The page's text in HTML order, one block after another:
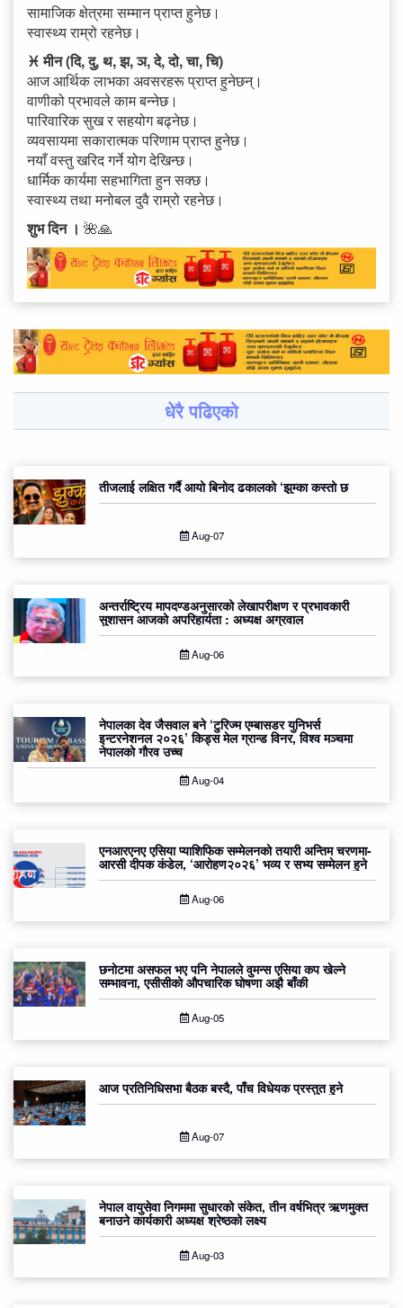
सामाजिक क्षेत्रमा सम्मान प्राप्त हुनेछ।
स्वास्थ्य राम्रो रहनेछ।
♓ मीन (दि, दु, थ, झ, ञ, दे, दो, चा, चि)
आज आर्थिक लाभका अवसरहरू प्राप्त हुनेछन्।
वाणीको प्रभावले काम बन्नेछ।
पारिवारिक सुख र सहयोग बढ्नेछ।
व्यवसायमा सकारात्मक परिणाम प्राप्त हुनेछ।
नयाँ वस्तु खरिद गर्ने योग देखिन्छ।
धार्मिक कार्यमा सहभागिता हुन सक्छ।
स्वास्थ्य तथा मनोबल दुवै राम्रो रहनेछ।
शुभ दिन । 🌺🙏
धेरै पढिएको
तीजलाई लक्षित गर्दै आयो बिनोद ढकालको ‘झुम्का कस्तो छ
Aug-07
अन्तर्राष्ट्रिय मापदण्डअनुसारको लेखापरीक्षण र प्रभावकारी
सुशासन आजको अपरिहार्यता : अध्यक्ष अग्रवाल
Aug-06
नेपालका देव जैसवाल बने ‘टुरिज्म एम्बासडर युनिभर्स
इन्टरनेशनल २०२६’ किड्स मेल ग्रान्ड विनर, विश्व मञ्चमा
नेपालको गौरव उच्च
Aug-04
एनआरएनए एसिया प्याशिफिक सम्मेलनको तयारी अन्तिम चरणमा-
आरसी दीपक कंडेल, ‘आरोहण२०२६’ भव्य र सभ्य सम्मेलन हुने
Aug-06
छनोटमा असफल भए पनि नेपालले वुमन्स एसिया कप खेल्ने
सम्भावना, एसीसीको औपचारिक घोषणा अझै बाँकी
Aug-05
आज प्रतिनिधिसभा बैठक बस्दै, पाँच विधेयक प्रस्तुत हुने
Aug-07
नेपाल वायुसेवा निगममा सुधारको संकेत, तीन वर्षभित्र ऋणमुक्त
बनाउने कार्यकारी अध्यक्ष श्रेष्ठको लक्ष्य
Aug-03